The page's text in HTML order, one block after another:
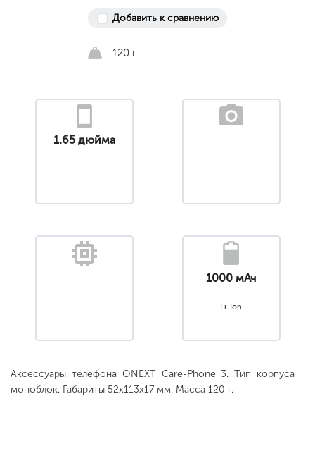
Добавить к сравнению
120 г
1.65 дюйма
1000 мАч
Li-Ion
Аксессуары телефона ONEXT Care-Phone 3. Тип корпуса
моноблок. Габариты 52x113x17 мм. Масса 120 г.